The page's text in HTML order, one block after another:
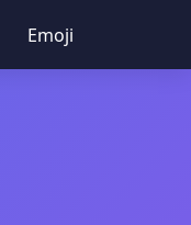
Emoji